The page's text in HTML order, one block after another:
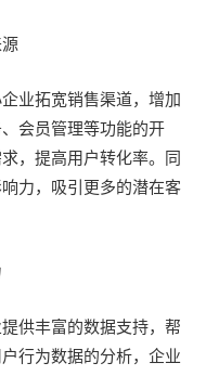
业拓宽销售渠道，增加
会员管理等功能的开
，提高用户转化率。同
力，吸引更多的潜在客
供丰富的数据支持，帮
行为数据的分析，企业